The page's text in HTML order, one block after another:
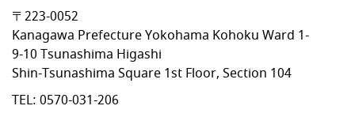
〒223-0052
Kanagawa PrefectureYokohama Kohoku Ward 1-
9-10 Tsunashima Higashi
Shin-Tsunashima Square 1st Floor, Section 104
TEL: 0570-031-206